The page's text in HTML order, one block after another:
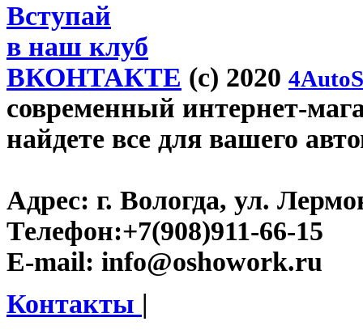
Вступай
в наш клуб
ВКОНТАКТЕ (c) 2020
современный интернет-
найдете все для вашего
Адрес: г. Вологда, ул.
Телефон:+7(908)911-66-15
E-mail: info@oshowork.ru
Контакты